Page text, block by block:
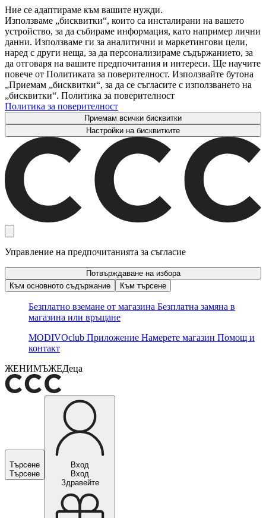
Ние се адаптираме към вашите нужди.
Използваме „бисквитки“, които са инсталирани на вашето
устройство, за да събираме информация, като например лични
данни. Използваме ги за аналитични и маркетингови цели,
наред с други неща, за да персонализираме съдържанието, за
да отговаря на вашите предпочитания и интереси. Ще научите
повече от Политиката за поверителност. Използвайте бутона
„Приемам „бисквитки“, за да се съгласите с използването на
„бисквитки“. Политика за поверителност
Политика за поверителност
Приемам всички бисквитки
Настройки на бисквитките
Управление на предпочитанията за съгласие
Потвърждаване на избора
Към основното съдържание
Към търсене
Безплатно вземане от магазина Безплатна замяна в
магазина или връщане
MODIVOclub Приложение Намерете магазин Помощ и
контакт
ЖЕНИМЪЖЕДеца
Търсене
Търсене
Вход
Вход
Здравейте